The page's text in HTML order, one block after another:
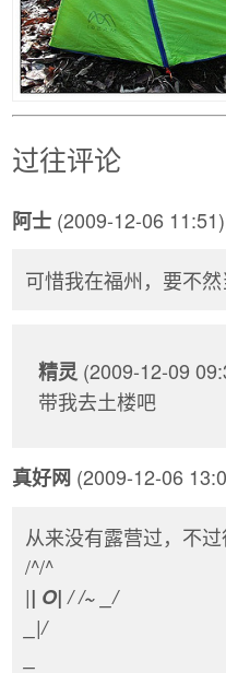
过往评论
阿士 (2009-12-06
可惜我在福州，要不
精灵 (2009-12-09
带我去土楼吧
真好网 (2009-12-06
从来没有露营过，不
/^/^
|| O| / /~ _/
|/